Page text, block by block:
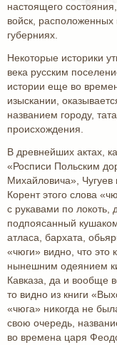
настоящего
войск, расположенных
губерниях.
Некоторые историки
века русским
истории еще во
изыскании,
названием городу,
происхождения.
В древнейших актах,
«Росписи Польским
Михайловича»,
Корент этого слова
с рукавами по локоть,
подпоясанный
атласа, бархата,
«чюги» видно, что это
нынешним одеянием
Кавказа, да и вообще
то видно из книги
«чюга» никогда не
свою очередь,
во времена царя